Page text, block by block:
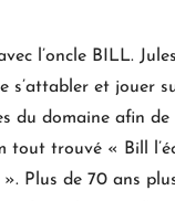
l’oncle BILL.
s’attabler et jouer
du domaine afin
tout trouvé « Bill
Plus de 70 ans